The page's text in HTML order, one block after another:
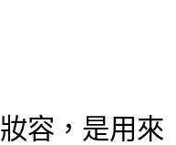
妝容，是用來